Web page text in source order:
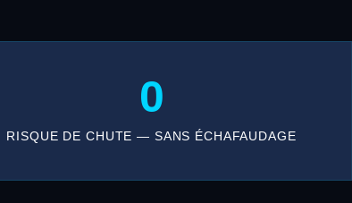
0
RISQUE DE CHUTE — SANS ÉCHAFAUDAGE